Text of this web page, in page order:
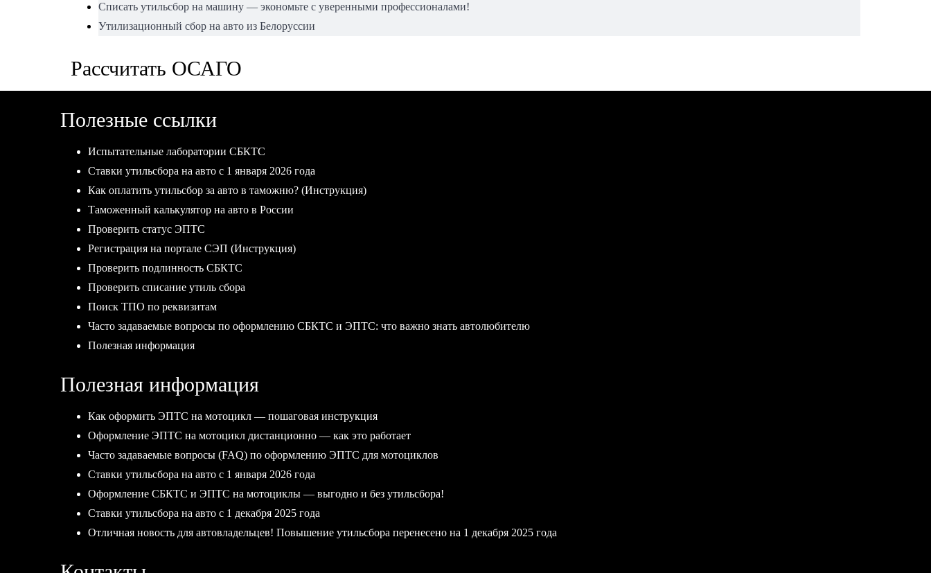
Списать утильсбор на машину — экономьте с уверенными профессионалами!
Утилизационный сбор на авто из Белоруссии
Рассчитать ОСАГО
Полезные ссылки
Испытательные лаборатории СБКТС
Ставки утильсбора на авто с 1 января 2026 года
Как оплатить утильсбор за авто в таможню? (Инструкция)
Таможенный калькулятор на авто в России
Проверить статус ЭПТС
Регистрация на портале СЭП (Инструкция)
Проверить подлинность СБКТС
Проверить списание утиль сбора
Поиск ТПО по реквизитам
Часто задаваемые вопросы по оформлению СБКТС и ЭПТС: что важно знать автолюбителю
Полезная информация
Полезная информация
Как оформить ЭПТС на мотоцикл — пошаговая инструкция
Оформление ЭПТС на мотоцикл дистанционно — как это работает
Часто задаваемые вопросы (FAQ) по оформлению ЭПТС для мотоциклов
Ставки утильсбора на авто с 1 января 2026 года
Оформление СБКТС и ЭПТС на мотоциклы — выгодно и без утильсбора!
Ставки утильсбора на авто с 1 декабря 2025 года
Отличная новость для автовладельцев! Повышение утильсбора перенесено на 1 декабря 2025 года